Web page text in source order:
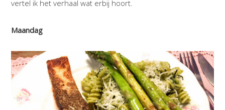
vertel ik het verhaal wat erbij hoort.
Maandag